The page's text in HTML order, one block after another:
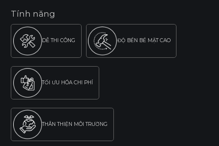
Tính năng
DỄ THI CÔNG ĐỘ BỀN BỀ MẶT CAO
TỐI ƯU HÓA CHI PHÍ
THÂN THIỆN MÔI TRƯỜNG